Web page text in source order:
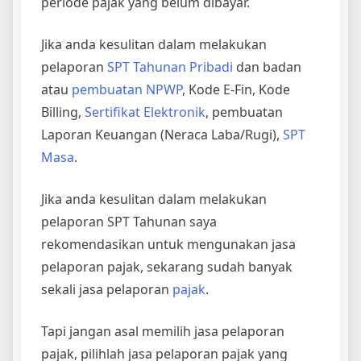
Jika anda kesulitan dalam melakukan
pelaporan SPT Tahunan Pribadi dan badan
atau pembuatan NPWP, Kode E-Fin, Kode
Billing, Sertifikat Elektronik, pembuatan
Laporan Keuangan (Neraca Laba/Rugi), SPT
Masa.
Jika anda kesulitan dalam melakukan
pelaporan SPT Tahunan saya
rekomendasikan untuk mengunakan jasa
pelaporan pajak, sekarang sudah banyak
sekali jasa pelaporan pajak.
Tapi jangan asal memilih jasa pelaporan
pajak, pilihlah jasa pelaporan pajak yang